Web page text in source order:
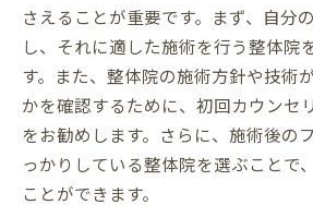
さえることが重要です。まず、自分
し、それに適した施術を行う整体院
す。また、整体院の施術方針や技術
かを確認するために、初回カウンセ
をお勧めします。さらに、施術後の
っかりしている整体院を選ぶことで
ことができます。